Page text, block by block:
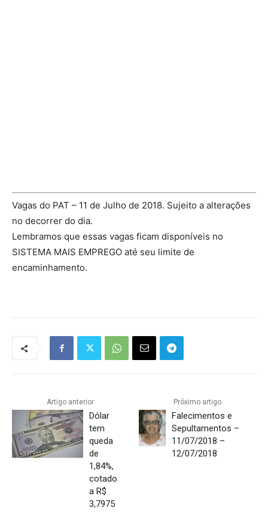
Vagas do PAT – 11 de Julho de 2018. Sujeito a alterações
no decorrer do dia.
Lembramos que essas vagas ficam disponíveis no
SISTEMA MAIS EMPREGO até seu limite de
encaminhamento.
Artigo anterior
Dólar
tem
queda
de
1,84%,
cotado
a R$
3,7975
Próximo artigo
Falecimentos e
Sepultamentos –
11/07/2018 –
12/07/2018